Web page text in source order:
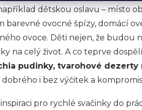
dětskou oslavu – místo
barevné ovocné špízy, domácí
ovoce. Děti nejen, že budou
na celý život. A co teprve
pudinky, tvarohové
i bez výčitek a
pro rychlé svačinky do